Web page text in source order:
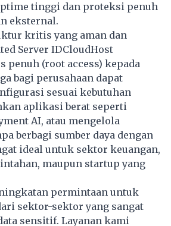
tinggi dan proteksi penuh
eksternal.
kritis yang aman dan
Server IDCloudHost
penuh (root access) kepada
bagi perusahaan dapat
sesuai kebutuhan
aplikasi berat seperti
AI, atau mengelola
berbagi sumber daya dengan
ideal untuk sektor keuangan,
maupun startup yang
permintaan untuk
sektor-sektor yang sangat
sensitif. Layanan kami